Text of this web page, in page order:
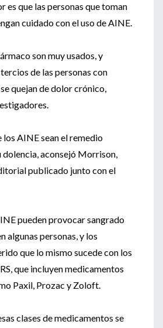
es que las personas que toman
cuidado con el uso de AINE.
son muy usados, y
de las personas con
quejan de dolor crónico,
los AINE sean el remedio
dolencia, aconsejó Morrison,
publicado junto con el
pueden provocar sangrado
algunas personas, y los
que lo mismo sucede con los
que incluyen medicamentos
Paxil, Prozac y Zoloft.
clases de medicamentos se